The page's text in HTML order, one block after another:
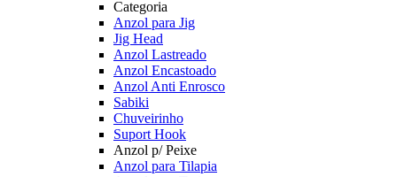
Categoria
Anzol para Jig
Jig Head
Anzol Lastreado
Anzol Encastoado
Anzol Anti Enrosco
Sabiki
Chuveirinho
Suport Hook
Anzol p/ Peixe
Anzol para Tilapia